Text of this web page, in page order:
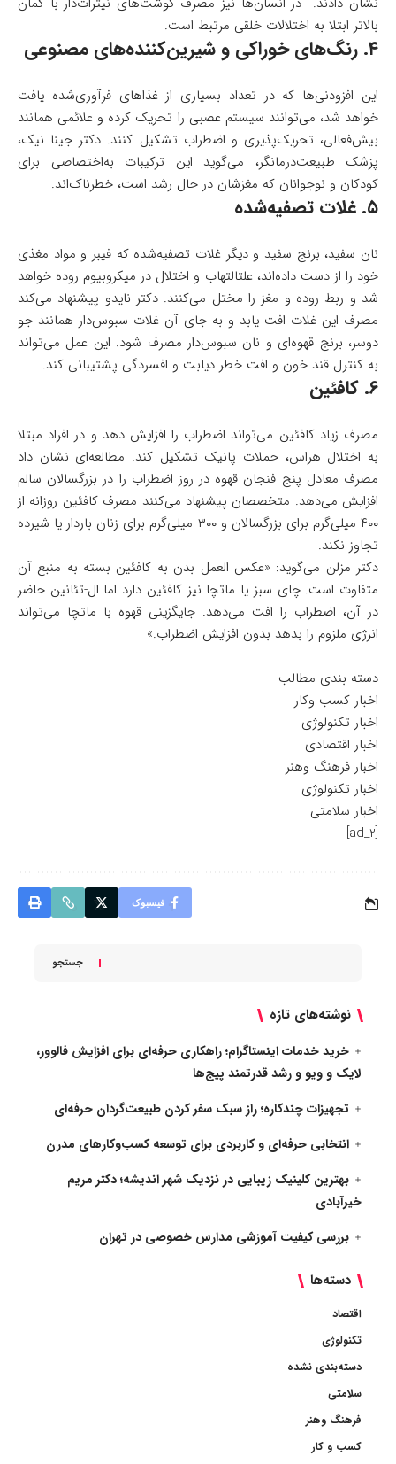
بالاتر ابتلا به اختلالات خلقی مرتبط است.
۴. رنگ‌های خوراکی و شیرین‌کننده‌های مصنوعی
این افزودنی‌ها که در تعداد بسیاری از غذاهای فرآوری‌شده یافت
خواهد شد، می‌توانند سیستم عصبی را تحریک کرده و علائمی همانند
بیش‌فعالی، تحریک‌پذیری و اضطراب تشکیل کنند. دکتر جینا نیک،
پزشک طبیعت‌درمانگر، می‌گوید این ترکیبات به‌اختصاصی برای
کودکان و نوجوانان که مغزشان در حال رشد است، خطرناک‌اند.
۵. غلات تصفیه‌شده
نان سفید، برنج سفید و دیگر غلات تصفیه‌شده که فیبر و مواد مغذی
خود را از دست داده‌اند، علتالتهاب و اختلال در میکروبیوم روده خواهد
شد و ربط روده و مغز را مختل می‌کنند. دکتر نایدو پیشنهاد می‌کند
مصرف این غلات افت یابد و به جای آن غلات سبوس‌دار همانند جو
دوسر، برنج قهوه‌ای و نان سبوس‌دار مصرف شود. این عمل می‌تواند
به کنترل قند خون و افت خطر دیابت و افسردگی پشتیبانی کند.
۶. کافئین
مصرف زیاد کافئین می‌تواند اضطراب را افزایش دهد و در افراد مبتلا
به اختلال هراس، حملات پانیک تشکیل کند. مطالعه‌ای نشان داد
مصرف معادل پنج فنجان قهوه در روز اضطراب را در بزرگسالان سالم
افزایش می‌دهد. متخصصان پیشنهاد می‌کنند مصرف کافئین روزانه از
۴۰۰ میلی‌گرم برای بزرگسالان و ۳۰۰ میلی‌گرم برای زنان باردار یا شیرده
تجاوز نکند.
دکتر مزلن می‌گوید: «عکس العمل بدن به کافئین بسته به منبع آن
متفاوت است. چای سبز یا ماتچا نیز کافئین دارد اما ال-تئانین حاضر
در آن، اضطراب را افت می‌دهد. جایگزینی قهوه با ماتچا می‌تواند
انرژی ملزوم را بدهد بدون افزایش اضطراب.»
دسته بندی مطالب
اخبار کسب وکار
اخبار تکنولوژی
اخبار اقتصادی
اخبار فرهنگ وهنر
اخبار تکنولوژی
اخبار سلامتی
[ad_2]
فیسبوک
جستجو
نوشته‌های تازه
خرید خدمات اینستاگرام؛ راهکاری حرفه‌ای برای افزایش فالوور،
لایک و ویو و رشد قدرتمند پیج‌ها
تجهیزات چندکاره؛ راز سبک سفر کردن طبیعت‌گردان حرفه‌ای
انتخابی حرفه‌ای و کاربردی برای توسعه کسب‌وکارهای مدرن
بهترین کلینیک زیبایی در نزدیک شهر اندیشه؛ دکتر مریم
خیرآبادی
بررسی کیفیت آموزشی مدارس خصوصی در تهران
دسته‌ها
اقتصاد
تکنولوژی
دسته‌بندی نشده
سلامتی
فرهنگ وهنر
کسب و کار